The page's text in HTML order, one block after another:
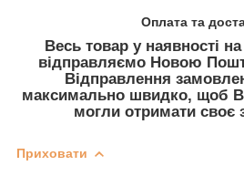
Оплата та
Весь товар у наявності
відправляємо Новою
Відправлення
максимально швидко, щоб
могли отримати своє
Приховати